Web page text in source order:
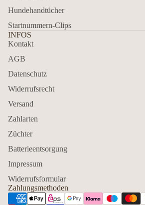
Hundehandtücher
Startnummern-Clips
INFOS
Kontakt
AGB
Datenschutz
Widerrufsrecht
Versand
Zahlarten
Züchter
Batterieentsorgung
Impressum
Widerrufsformular
Zahlungsmethoden